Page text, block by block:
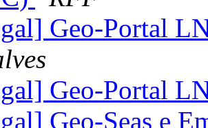
Geo-Portal
Geo-Portal
Geo-Seas e